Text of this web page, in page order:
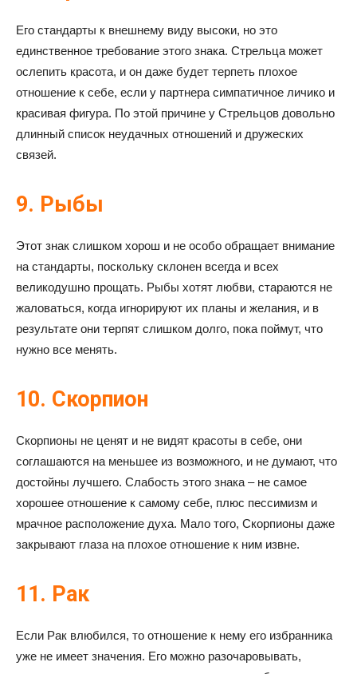
Его стандарты к внешнему виду высоки, но это
единственное требование этого знака. Стрельца может
ослепить красота, и он даже будет терпеть плохое
отношение к себе, если у партнера симпатичное личико и
красивая фигура. По этой причине у Стрельцов довольно
длинный список неудачных отношений и дружеских
связей.
9. Рыбы
Этот знак слишком хорош и не особо обращает внимание
на стандарты, поскольку склонен всегда и всех
великодушно прощать. Рыбы хотят любви, стараются не
жаловаться, когда игнорируют их планы и желания, и в
результате они терпят слишком долго, пока поймут, что
нужно все менять.
10. Скорпион
Скорпионы не ценят и не видят красоты в себе, они
соглашаются на меньшее из возможного, и не думают, что
достойны лучшего. Слабость этого знака – не самое
хорошее отношение к самому себе, плюс пессимизм и
мрачное расположение духа. Мало того, Скорпионы даже
закрывают глаза на плохое отношение к ним извне.
11. Рак
Если Рак влюбился, то отношение к нему его избранника
уже не имеет значения. Его можно разочаровывать,